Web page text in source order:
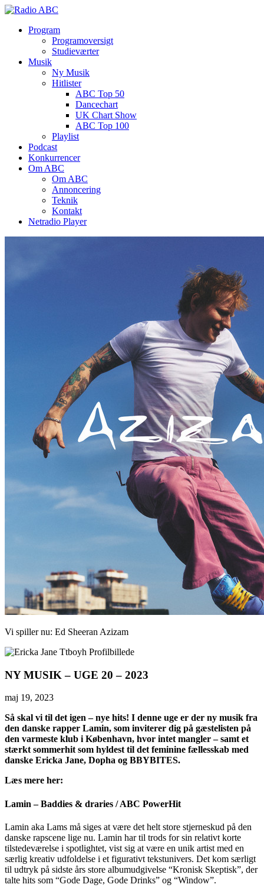
Program
Programoversigt
Studieværter
Musik
Ny Musik
Hitlister
ABC Top 50
Dancechart
UK Chart Show
ABC Top 100
Playlist
Podcast
Konkurrencer
Om ABC
Om ABC
Annoncering
Teknik
Kontakt
Netradio Player
Vi spiller nu: Ed Sheeran Azizam
NY MUSIK – UGE 20 – 2023
maj 19, 2023
Så skal vi til det igen – nye hits! I denne uge er der ny musik fra
den danske rapper Lamin, som inviterer dig på gæstelisten på
den varmeste klub i København, hvor intet mangler – samt et
stærkt sommerhit som hyldest til det feminine fællesskab med
danske Ericka Jane, Dopha og BBYBITES.
Læs mere her:
Lamin – Baddies & draries / ABC PowerHit
Lamin aka Lams må siges at være det helt store stjerneskud på den
danske rapscene lige nu. Lamin har til trods for sin relativt korte
tilstedeværelse i spotlightet, vist sig at være en unik artist med en
særlig kreativ udfoldelse i et figurativt tekstunivers. Det kom særligt
til udtryk på sidste års store albumudgivelse “Kronisk Skeptisk”, der
talte hits som “Gode Dage, Gode Drinks” og “Window”.